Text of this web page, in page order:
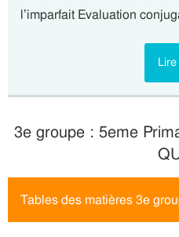
l’imparfait Evaluation
3e groupe : 5eme
Tables des matières 3e